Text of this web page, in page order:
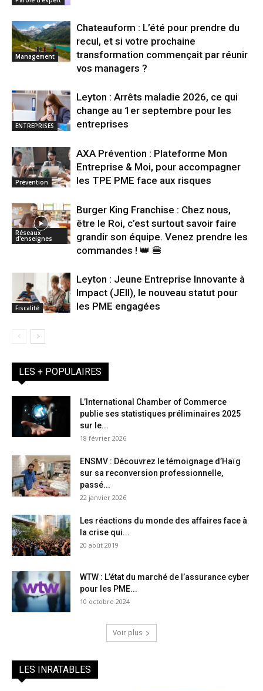
Management
Chateauform : L’été pour prendre du
recul, et si votre prochaine
transformation commençait par réunir
vos managers ?
ENTREPRISES
Leyton : Arrêts maladie 2026, ce qui
change au 1er septembre pour les
entreprises
Prévention
AXA Prévention : Plateforme Mon
Entreprise & Moi, pour accompagner
les TPE PME face aux risques
Réseaux
d'enseignes
Burger King Franchise : Chez nous,
être le Roi, c’est surtout savoir faire
grandir son équipe. Venez prendre les
commandes ! 👑 🍔
Fiscalité
Leyton : Jeune Entreprise Innovante à
Impact (JEII), le nouveau statut pour
les PME engagées
LES + POPULAIRES
L’International Chamber of Commerce
publie ses statistiques préliminaires 2025
sur le...
18 février 2026
ENSMV : Découvrez le témoignage d’Haïg
sur sa reconversion professionnelle,
passé...
22 janvier 2026
Les réactions du monde des affaires face à
la crise qui...
20 août 2019
WTW : L’état du marché de l’assurance cyber
pour les PME...
10 octobre 2024
Voir plus
LES INRATABLES